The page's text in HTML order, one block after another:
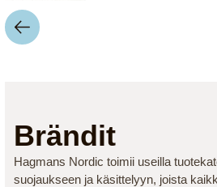
Brändit
Hagmans Nordic toimii useilla
suojaukseen ja käsittelyyn, joista